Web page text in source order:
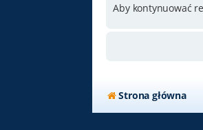
Aby kontynuować
Strona główna